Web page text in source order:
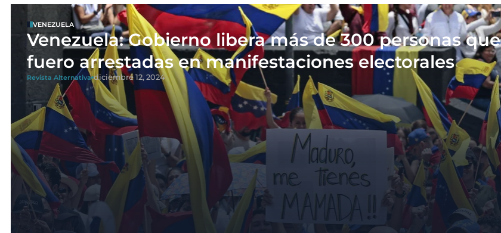
VENEZUELA
Venezuela: Gobierno libera más de 300 personas que
fuero arrestadas en manifestaciones electorales
Revista Alternativa diciembre 12, 2024